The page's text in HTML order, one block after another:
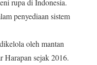
penyediaan sistem
oleh mantan
Harapan sejak 2016.